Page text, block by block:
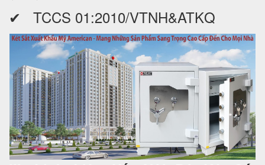
✔ TCCS 01:2010/VTNH&ATKQ